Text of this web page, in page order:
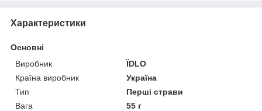
Характеристики
Основні
Виробник
ЇDLO
Країна виробник
Україна
Тип
Перші страви
Вага
55 г